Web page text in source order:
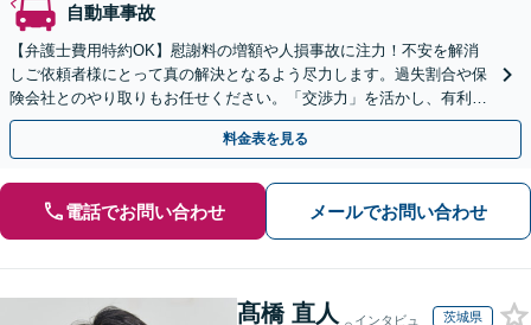
自動車事故
【弁護士費用特約OK】慰謝料の増額や人損事故に注力！不安を解消
しご依頼者様にとって真の解決となるよう尽力します。過失割合や保
険会社とのやり取りもお任せください。「交渉力」を活かし、有利な
条件での示談成立を目指します。【夜間・休日の相談可能】
料金表を見る
電話でお問い合わせ メールでお問い合わせ
髙橋 直人
インタビュ
茨城県